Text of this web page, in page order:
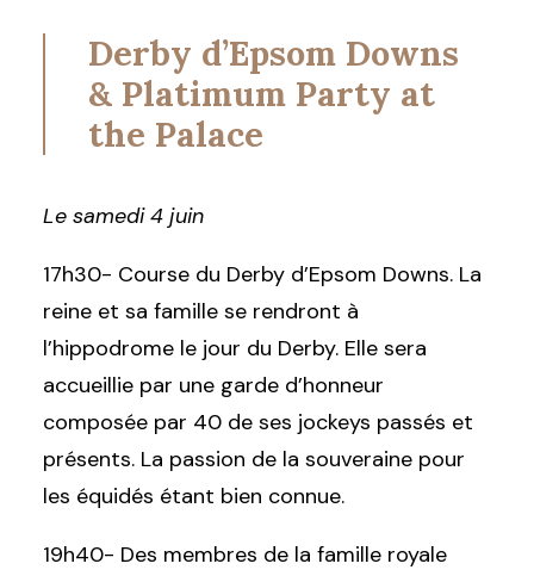
Derby d’Epsom Downs
& Platimum Party at
the Palace
Le samedi 4 juin
17h30- Course du Derby d’Epsom Downs. La
reine et sa famille se rendront à
l’hippodrome le jour du Derby. Elle sera
accueillie par une garde d’honneur
composée par 40 de ses jockeys passés et
présents. La passion de la souveraine pour
les équidés étant bien connue.
19h40- Des membres de la famille royale